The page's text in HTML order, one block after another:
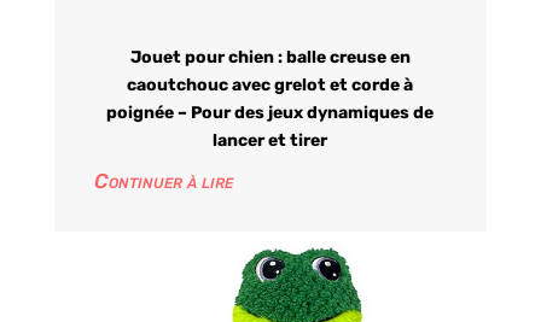
Jouet pour chien : balle creuse en
caoutchouc avec grelot et corde à
poignée – Pour des jeux dynamiques de
lancer et tirer
Continuer à lire